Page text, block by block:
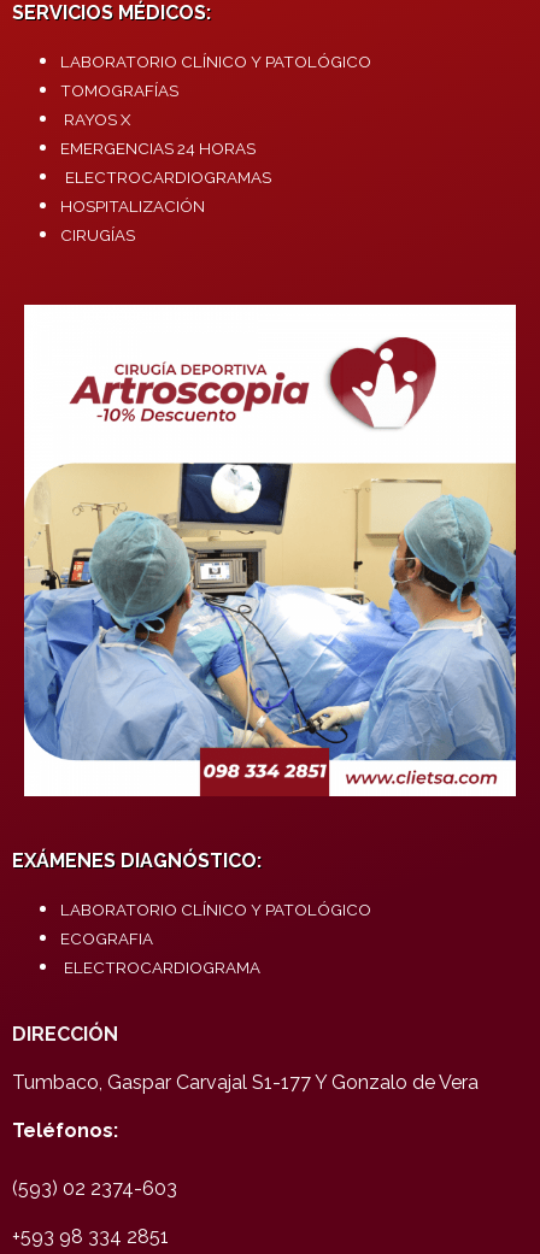
SERVICIOS MÉDICOS:
LABORATORIO CLÍNICO Y PATOLÓGICO
TOMOGRAFÍAS
RAYOS X
EMERGENCIAS 24 HORAS
ELECTROCARDIOGRAMAS
HOSPITALIZACIÓN
CIRUGÍAS
EXÁMENES DIAGNÓSTICO:
LABORATORIO CLÍNICO Y PATOLÓGICO
ECOGRAFIA
ELECTROCARDIOGRAMA
DIRECCIÓN
Tumbaco, Gaspar Carvajal S1-177 Y Gonzalo de Vera
Teléfonos:
(593) 02 2374-603
+593 98 334 2851